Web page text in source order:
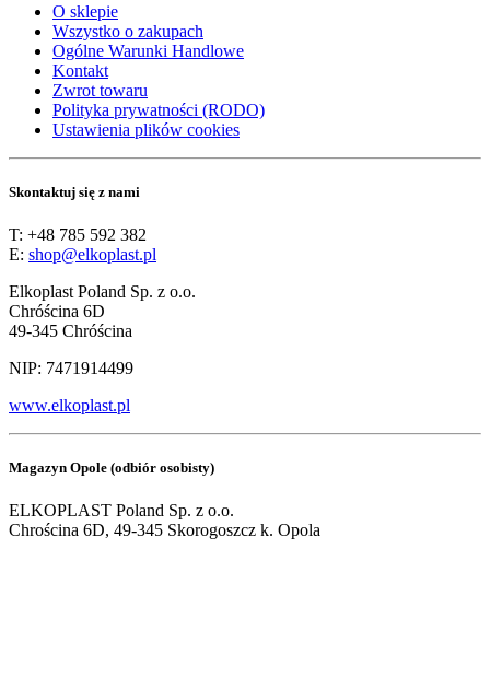
O sklepie
Wszystko o zakupach
Ogólne Warunki Handlowe
Kontakt
Zwrot towaru
Polityka prywatności (RODO)
Ustawienia plików cookies
Skontaktuj się z nami
T: +48 785 592 382
E: shop@elkoplast.pl
Elkoplast Poland Sp. z o.o.
Chróścina 6D
49-345 Chróścina
NIP: 7471914499
www.elkoplast.pl
Magazyn Opole (odbiór osobisty)
ELKOPLAST Poland Sp. z o.o.
Chrościna 6D, 49-345 Skorogoszcz k. Opola